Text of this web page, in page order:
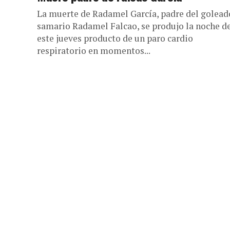
La muerte de Radamel García, padre del
samario Radamel Falcao, se produjo la noche
este jueves producto de un paro cardio
respiratorio en momentos...